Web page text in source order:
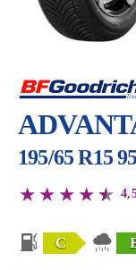
195/65 R15
C